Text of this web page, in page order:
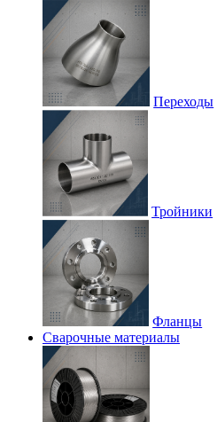
Переходы
Тройники
Фланцы
Сварочные материалы